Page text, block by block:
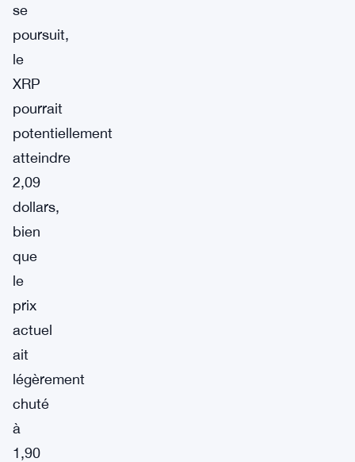
se
poursuit,
le
XRP
pourrait
potentiellement
atteindre
2,09
dollars,
bien
que
le
prix
actuel
ait
légèrement
chuté
à
1,90